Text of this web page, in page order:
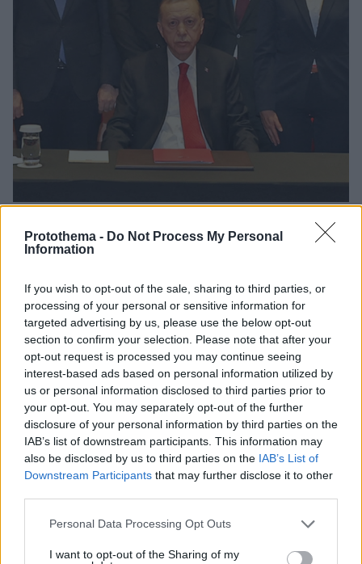
Protothema - Do Not Process My Personal
Information
If you wish to opt-out of the sale, sharing to third parties, or
processing of your personal or sensitive information for
targeted advertising by us, please use the below opt-out
section to confirm your selection. Please note that after your
opt-out request is processed you may continue seeing
interest-based ads based on personal information utilized by
us or personal information disclosed to third parties prior to
your opt-out. You may separately opt-out of the further
disclosure of your personal information by third parties on the
IAB’s list of downstream participants. This information may
also be disclosed by us to third parties on the IAB’s List of
Downstream Participants that may further disclose it to other
Please note that this website/app uses one or more Google
not limited to your visit or usage behaviour. You may click to
Personal Data Processing Opt Outs
I want to opt-out of the Sharing of my
Νέα σφοδρή επίθεση Ερντογάν κατά Ελλάδας και ΗΠΑ -
«Ο Μπάιντεν κρύβει τρομοκράτες»
Γερουσία τα πράγματα θα είναι πολύ ευκολότερα για
εμάς», είπε ο Τούρκος πρόεδρος, αναφερόμενος
στην αγορά των F-16